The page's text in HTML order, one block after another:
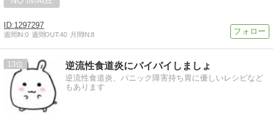
1297297
週間IN:0 週間OUT:40 月間IN:8
13 逆流性食道炎にバイバイしましょ
逆流性食道炎、パニック障害持ち胃に優しいレシピなど
もあります